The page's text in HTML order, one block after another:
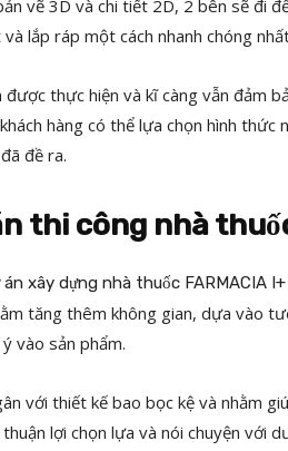
vẽ 3D và chi tiết 2D, 2 bên sẽ đi
lắp ráp một cách nhanh chóng
được thực hiện và kĩ càng vẫn đảm
hàng có thể lựa chọn hình thức
đề ra.
thi công nhà
tăng thêm không gian, dựa vào
vào sản phẩm.
với thiết kế bao bọc kệ và nhằm
lợi chọn lựa và nói chuyện với